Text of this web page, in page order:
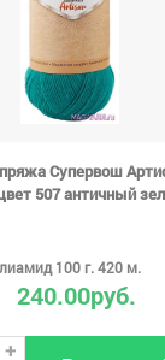
Супервош
507 античный
100 г. 420 м.
240.00руб.
+